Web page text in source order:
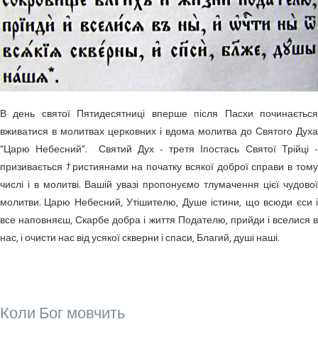
В день святої Пятидесятниці вперше після Пасхи починається
вживатися в молитвах церковних і вдома молитва до Святого Духа
“Царю Небесний”. Святий Дух - третя Іпостась Святої Трійці -
призивається ﾅристиянами на початку всякої доброї справи в тому
числі і в молитві. Вашій увазі пропонуємо тлумачення цієї чудової
молитви. Царю Небесний, Утішителю, Душе істини, що всюди єси і
все наповняєш, Скарбе добра і життя Подателю, прийди і вселися в
нас, і очисти нас від усякої скверни і спаси, Благий, душі наші.
Коли Бог мовчить